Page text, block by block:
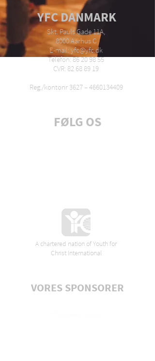
YFC DANMARK
Skt. Pauls Gade 11A,
8000 Aarhus C
E-mail: yfc@yfc.dk
Telefon: 86 20 98 55
CVR: 82 68 89 19
Reg./kontonr 3627 –4660134409
FØLG OS
A chartered nation of Youth for
Christ International
VORES SPONSORER